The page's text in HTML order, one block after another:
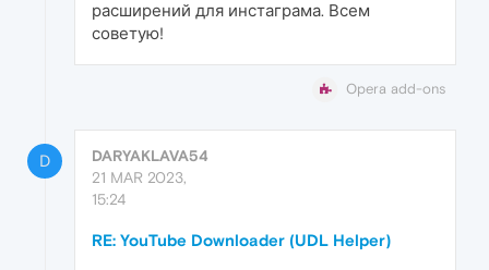
расширений для инстаграма. Всем
советую!
Opera add-ons
D
DARYAKLAVA54
21 MAR 2023,
15:24
RE: YouTube Downloader (UDL Helper)